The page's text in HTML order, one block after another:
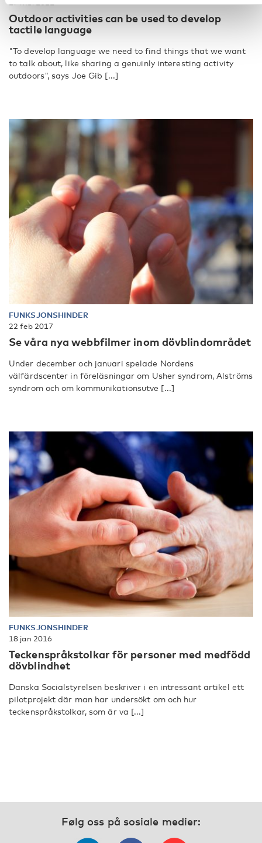
27 mai 2021
Outdoor activities can be used to develop
tactile language
"To develop language we need to find things that we want
to talk about, like sharing a genuinly interesting activity
outdoors", says Joe Gib [...]
FUNKSJONSHINDER
22 feb 2017
Se våra nya webbfilmer inom dövblindområdet
Under december och januari spelade Nordens
välfärdscenter in föreläsningar om Usher syndrom, Alströms
syndrom och om kommunikationsutve [...]
FUNKSJONSHINDER
18 jan 2016
Teckenspråkstolkar för personer med medfödd
dövblindhet
Danska Socialstyrelsen beskriver i en intressant artikel ett
pilotprojekt där man har undersökt om och hur
teckenspråkstolkar, som är va [...]
Følg oss på sosiale medier: